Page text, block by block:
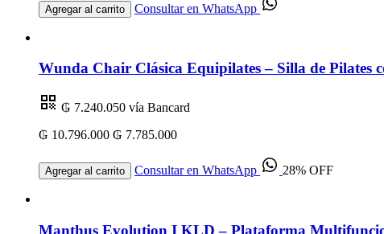
Agregar al carrito Consultar en WhatsApp
Wunda Chair Clásica Equipilates – Silla de Pilates
₲ 7.240.050 vía Bancard
₲ 10.796.000 ₲ 7.785.000
Agregar al carrito Consultar en WhatsApp 28% OFF
Manthus Evolution I KLD – Plataforma